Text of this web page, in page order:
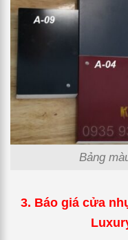
Bảng
3. Báo giá cửa